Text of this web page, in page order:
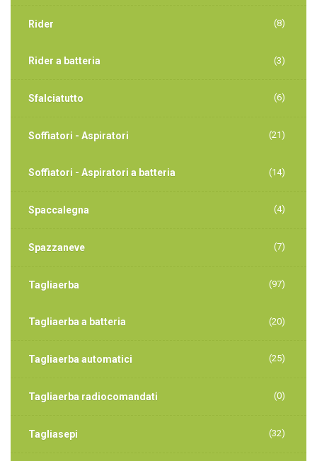
Rider (8)
Rider a batteria (3)
Sfalciatutto (6)
Soffiatori - Aspiratori (21)
Soffiatori - Aspiratori a batteria (14)
Spaccalegna (4)
Spazzaneve (7)
Tagliaerba (97)
Tagliaerba a batteria (20)
Tagliaerba automatici (25)
Tagliaerba radiocomandati (0)
Tagliasepi (32)